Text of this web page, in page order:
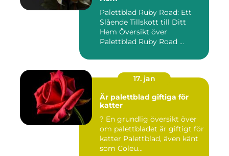
Palettblad Ruby Road: Ett
Slående Tillskott till Ditt
Hem Översikt över
Palettblad Ruby Road ...
17. jan
Är palettblad giftiga för
katter
? En grundlig översikt över
om palettbladet är giftigt för
katter Palettblad, även känt
som Coleu...